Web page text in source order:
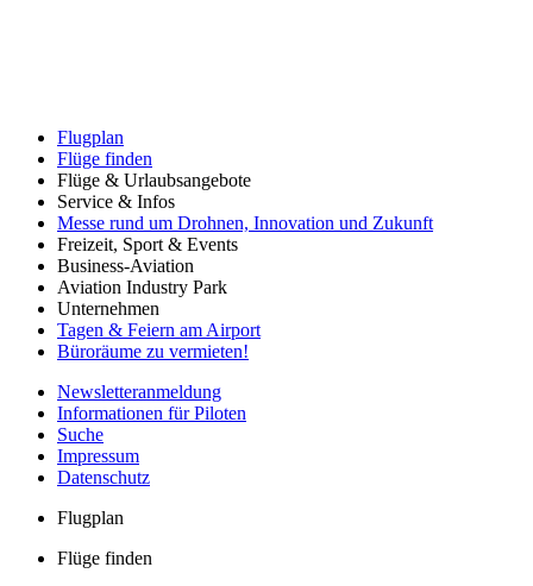
Flugplan
Flüge finden
Flüge & Urlaubsangebote
Service & Infos
Messe rund um Drohnen, Innovation und Zukunft
Freizeit, Sport & Events
Business-Aviation
Aviation Industry Park
Unternehmen
Tagen & Feiern am Airport
Büroräume zu vermieten!
Newsletteranmeldung
Informationen für Piloten
Suche
Impressum
Datenschutz
Flugplan
Flüge finden